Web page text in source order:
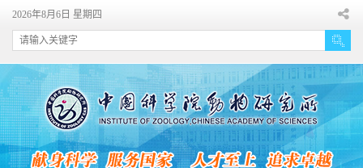
2026年8月6日 星期四